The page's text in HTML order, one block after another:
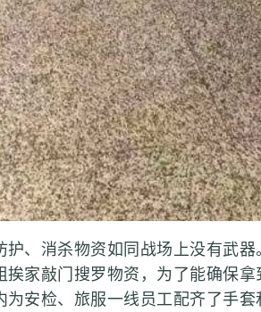
、消杀物资如同战场上没有武器
家敲门搜罗物资，为了能确保
安检、旅服一线员工配齐了手